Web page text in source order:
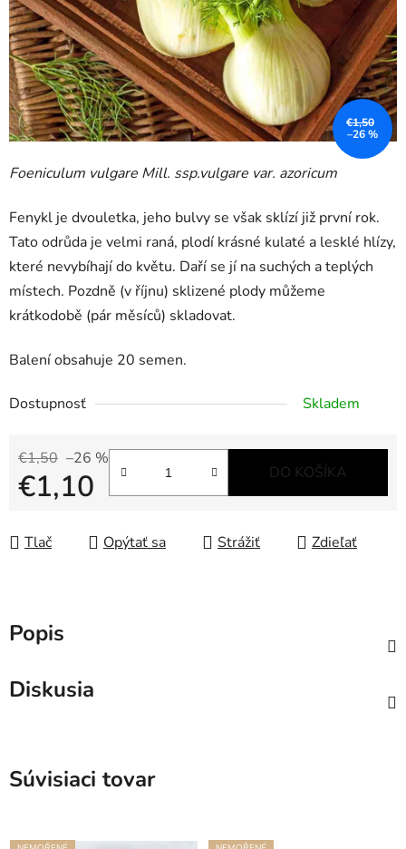
Foeniculum vulgare Mill. ssp.vulgare var. azoricum
Fenykl je dvouletka, jeho bulvy se však sklízí již první rok.
Tato odrůda je velmi raná, plodí krásné kulaté a lesklé hlízy,
které nevybíhají do květu. Daří se jí na suchých a teplých
místech. Pozdně (v říjnu) sklizené plody můžeme
krátkodobě (pár měsíců) skladovat.
Balení obsahuje 20 semen.
Dostupnosť Skladem
€1,50 –26 %
€1,10 DO KOŠÍKA
Tlač Opýtať sa Strážiť Zdieľať
€1,50
–26 %
Popis
Diskusia
Súvisiaci tovar